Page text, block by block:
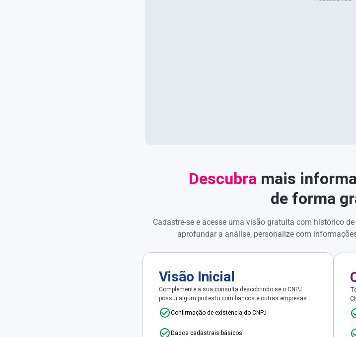
Descubra mais
de forma
Cadastre-se e acesse uma visão gratuita com histórico
aprofundar a análise, personalize com
Visão Inicial
Complemente a sua consulta descobrindo se o CNPJ
possui algum protesto com bancos e outras empresas.
Confirmação de existência do CNPJ
Dados cadastrais básicos